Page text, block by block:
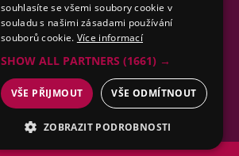
Mapa stránek
souhlasíte se všemi soubory cookie v
souladu s našimi zásadami používání
souborů cookie. Více informací
SHOW ALL PARTNERS (1661) →
VŠE PŘIJMOUT VŠE ODMÍTNOUT
ZOBRAZIT PODROBNOSTI